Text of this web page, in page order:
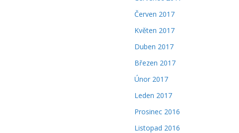
Červen 2017
Květen 2017
Duben 2017
Březen 2017
Únor 2017
Leden 2017
Prosinec 2016
Listopad 2016